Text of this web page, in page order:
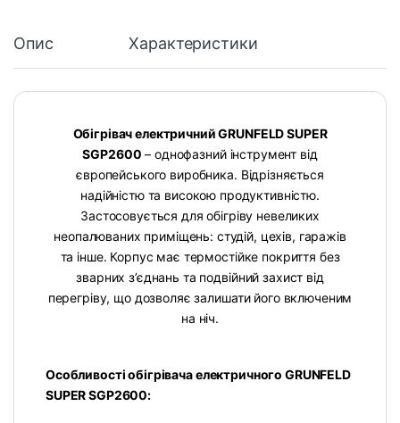
Опис Характеристики
Обігрівач електричний GRUNFELD SUPER
SGP2600 – однофазний інструмент від
європейського виробника. Відрізняється
надійністю та високою продуктивністю.
Застосовується для обігріву невеликих
неопалюваних приміщень: студій, цехів, гаражів
та інше. Корпус має термостійке покриття без
зварних з’єднань та подвійний захист від
перегріву, що дозволяє залишати його включеним
на ніч.
Особливості обігрівача електричного GRUNFELD
SUPER SGP2600: